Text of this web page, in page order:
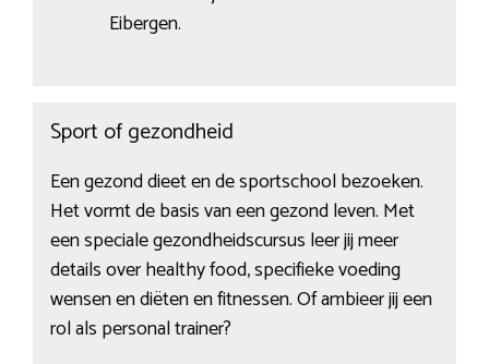
Eibergen.
Sport of gezondheid
Een gezond dieet en de sportschool bezoeken.
Het vormt de basis van een gezond leven. Met
een speciale gezondheidscursus leer jij meer
details over healthy food, specifieke voeding
wensen en diëten en fitnessen. Of ambieer jij een
rol als personal trainer?